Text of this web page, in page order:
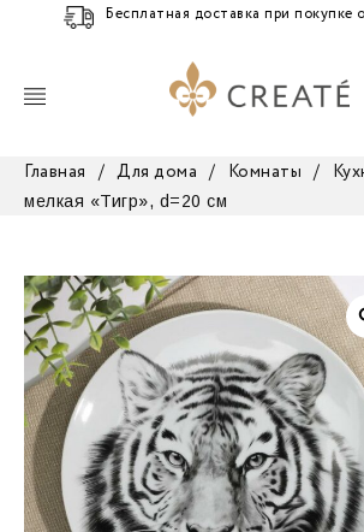
Бесплатная доставка при
Главная / Для дома / Комнаты /
мелкая «Тигр», d=20 см